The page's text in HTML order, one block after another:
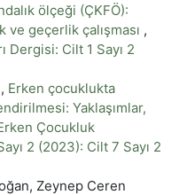
ölçeği (ÇKFÖ):
geçerlik çalışması ,
Dergisi: Cilt 1 Sayı 2
Erken çocuklukta
Yaklaşımlar,
Çocukluk
2 (2023): Cilt 7 Sayı 2
Zeynep Ceren